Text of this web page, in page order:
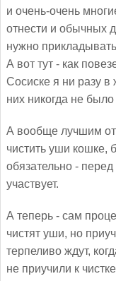
и очень-очень
отнести и обычных
нужно
А вот тут - как
Сосиске я ни разу в
них никогда не было
А вообще лучшим
чистить уши кошке,
обязательно -
участвует.
А теперь - сам
чистят уши, но
терпеливо ждут,
не приучили к